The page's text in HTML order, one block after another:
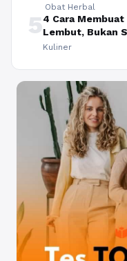
Obat Herbal
54 Cara
Lembut, Bukan
Kuliner